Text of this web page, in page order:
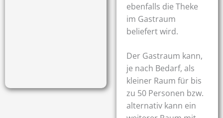
ebenfalls die Theke
im Gastraum
beliefert wird.
Der Gastraum kann,
je nach Bedarf, als
kleiner Raum für bis
zu 50 Personen bzw.
alternativ kann ein